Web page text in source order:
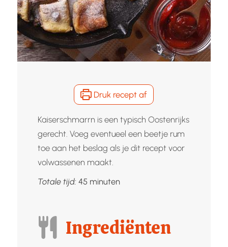
Druk recept af
Kaiserschmarrn is een typisch Oostenrijks
gerecht. Voeg eventueel een beetje rum
toe aan het beslag als je dit recept voor
volwassenen maakt.
Totale tijd: 45minuten
minuten
Ingrediënten